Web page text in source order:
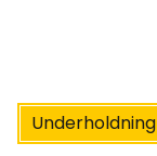
Underholdning